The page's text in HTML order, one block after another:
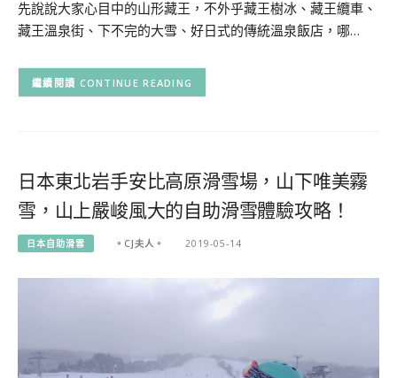
先說說大家心目中的山形藏王，不外乎藏王樹冰、藏王纜車、
藏王溫泉街、下不完的大雪、好日式的傳統溫泉飯店，哪…
CONTINUE READING
日本東北岩手安比高原滑雪場，山下唯美霧
雪，山上嚴峻風大的自助滑雪體驗攻略！
日本自助滑雪 。CJ夫人。 2019-05-14